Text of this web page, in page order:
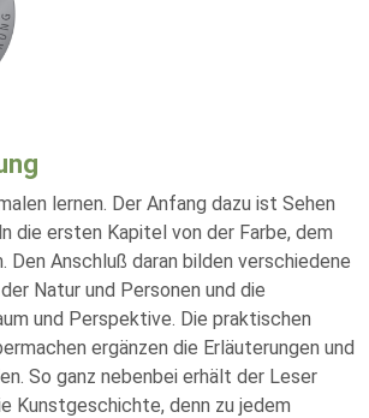
lernen. Der Anfang dazu ist Sehen
die ersten Kapitel von der Farbe, dem
Den Anschluß daran bilden verschiedene
Natur und Personen und die
und Perspektive. Die praktischen
ergänzen die Erläuterungen und
So ganz nebenbei erhält der Leser
Kunstgeschichte, denn zu jedem